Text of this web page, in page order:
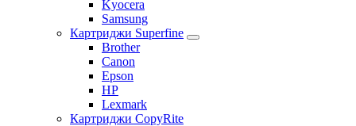
Kyocera
Samsung
Картриджи Superfine
Brother
Canon
Epson
HP
Lexmark
Картриджи CopyRite